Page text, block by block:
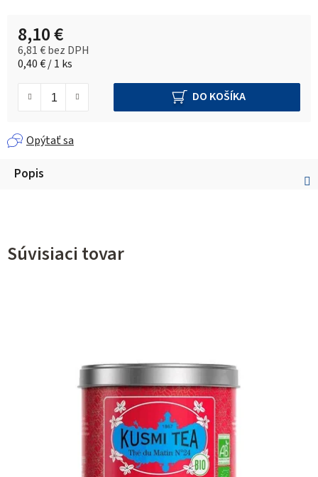
8,10 €
6,81 € bez DPH
Jednotková cena:
0,40 € / 1 ks
DO KOŠÍKA
Opýtať sa
Popis
Súvisiaci tovar